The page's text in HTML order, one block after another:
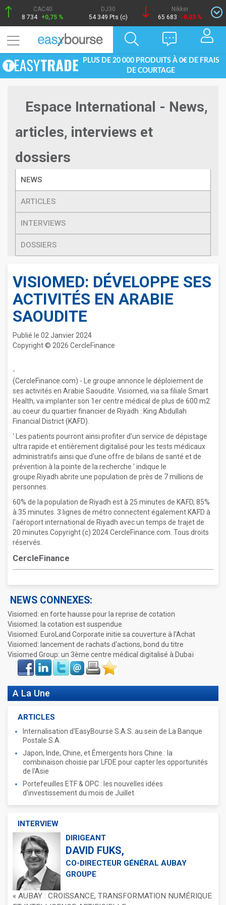
CAC40
8 734 +0,75 %
DJ30
54 349 Pts (c)
Nikkei
65 683
-0,93 %
PLUS DE 20 000 PRODUITS À 0€ DE FRAIS
DE COURTAGE
Espace International - News,
articles, interviews et
dossiers
NEWS
ARTICLES
INTERVIEWS
DOSSIERS
VISIOMED: DÉVELOPPE SES
ACTIVITÉS EN ARABIE
SAOUDITE
Publié le 02 Janvier 2024
Copyright © 2026 CercleFinance
-
(CercleFinance.com) - Le groupe annonce le déploiement de
ses activités en Arabie Saoudite. Visiomed, via sa filiale Smart
Health, va implanter son 1er centre médical de plus de 600 m2
au coeur du quartier financier de Riyadh : King Abdullah
Financial District (KAFD).
' Les patients pourront ainsi profiter d'un service de dépistage
ultra rapide et entièrement digitalisé pour les tests médicaux
administratifs ainsi que d'une offre de bilans de santé et de
prévention à la pointe de la recherche ' indique le
groupe.Riyadh abrite une population de près de 7 millions de
personnes.
60% de la population de Riyadh est à 25 minutes de KAFD, 85%
à 35 minutes. 3 lignes de métro connectent également KAFD à
l'aéroport international de Riyadh avec un temps de trajet de
20 minutes.Copyright (c) 2024 CercleFinance.com. Tous droits
réservés.
CercleFinance
NEWS CONNEXES:
Visiomed: en forte hausse pour la reprise de cotation
Visiomed: la cotation est suspendue
Visiomed: EuroLand Corporate initie sa couverture à l'Achat
Visiomed: lancement de rachats d'actions, bond du titre
Visiomed Group: un 3ème centre médical digitalisé à Dubaï
Face
book
LinkIn Twitter Envoyer ImprimerFavoris
A La Une
ARTICLES
Internalisation d'EasyBourse S.A.S. au sein de La Banque
Postale S.A.
Japon, Inde, Chine, et Émergents hors Chine : la
combinaison choisie par LFDE pour capter les opportunités
de l'Asie
Portefeuilles ETF & OPC : les nouvelles idées
d'investissement du mois de Juillet
INTERVIEW
DIRIGEANT
DAVID FUKS,
CO-DIRECTEUR GÉNÉRAL AUBAY
GROUPE
« AUBAY : CROISSANCE, TRANSFORMATION NUMÉRIQUE